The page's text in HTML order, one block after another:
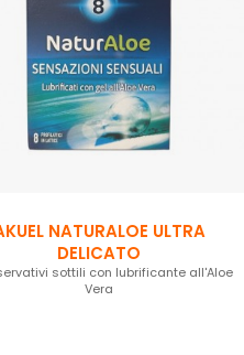
NATURALOE ULTRA
DELICATO
sottili con lubrificante all'Aloe
Vera